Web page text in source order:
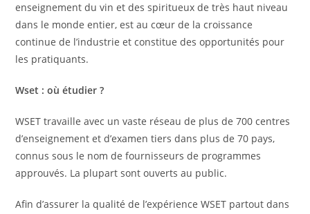
enseignement du vin et des spiritueux de très haut niveau
dans le monde entier, est au cœur de la croissance
continue de l’industrie et constitue des opportunités pour
les pratiquants.
Wset : où étudier ?
WSET travaille avec un vaste réseau de plus de 700 centres
d’enseignement et d’examen tiers dans plus de 70 pays,
connus sous le nom de fournisseurs de programmes
approuvés. La plupart sont ouverts au public.
Afin d’assurer la qualité de l’expérience WSET partout dans